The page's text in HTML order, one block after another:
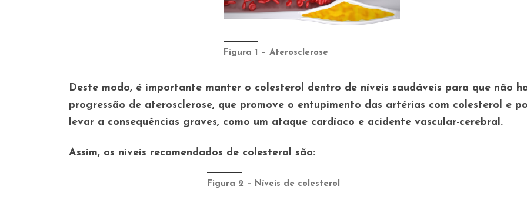
Figura 1 – Aterosclerose
Deste modo, é importante manter o colesterol dentro de níveis saudáveis para que não
progressão de aterosclerose, que promove o entupimento das artérias com colesterol e
levar a consequências graves, como um ataque cardíaco e acidente vascular-cerebral.
Assim, os níveis recomendados de colesterol são:
Figura 2 – Níveis de colesterol